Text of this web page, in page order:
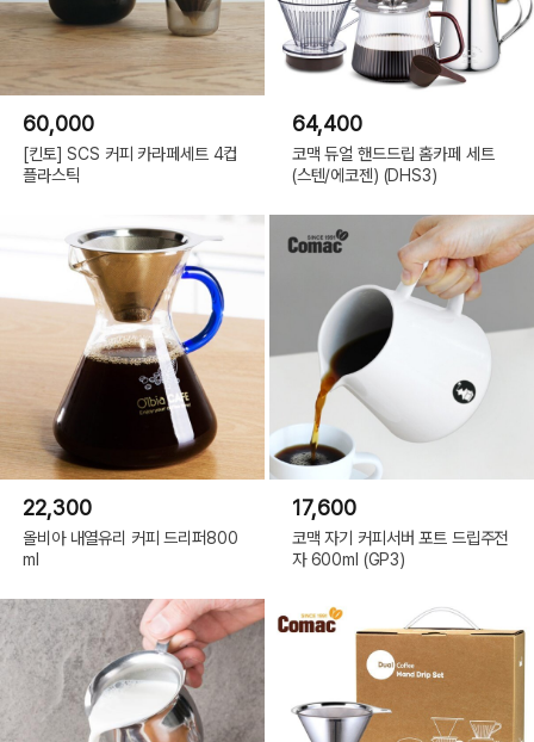
60,000
[킨토] SCS 커피 카라페세트 4컵
플라스틱
64,400
코맥 듀얼 핸드드립 홈카페 세트
(스텐/에코젠) (DHS3)
22,300
올비아 내열유리 커피 드리퍼800
ml
17,600
코맥 자기 커피서버 포트 드립주전
자 600ml (GP3)